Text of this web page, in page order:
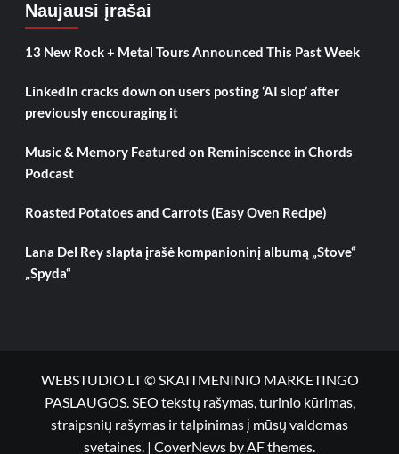
Naujausi įrašai
13 New Rock + Metal Tours Announced This Past Week
LinkedIn cracks down on users posting ‘AI slop’ after
previously encouraging it
Music & Memory Featured on Reminiscence in Chords
Podcast
Roasted Potatoes and Carrots (Easy Oven Recipe)
Lana Del Rey slapta įrašė kompanioninį albumą „Stove“
„Spyda“
WEBSTUDIO.LT © SKAITMENINIO MARKETINGO
PASLAUGOS. SEO tekstų rašymas, turinio kūrimas,
straipsnių rašymas ir talpinimas į mūsų valdomas
svetaines. | CoverNews by AF themes.